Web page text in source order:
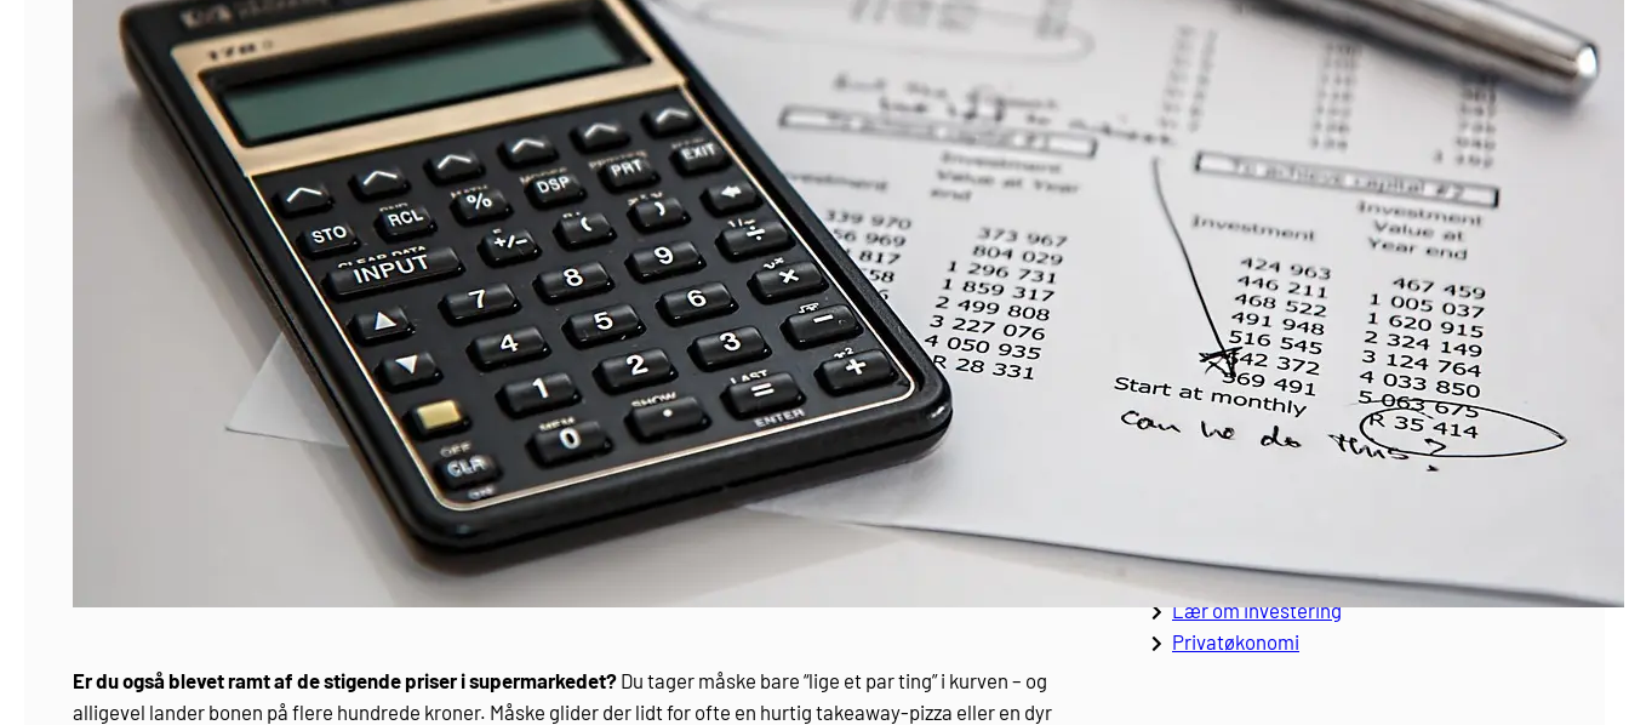
Er du også blevet ramt af de stigende priser i supermarkedet? Du tager måske bare “lige et par ting” i kurven – og
alligevel lander bonen på flere hundrede kroner. Måske glider der lidt for ofte en hurtig takeaway-pizza eller en dyr
Sådan spejler in-game
valuta måden rigtige penge
fungerer på
Den voksende betydning af
finansiel viden i en digital
økonomi
Hvordan digitale
låneplatforme ændrer
danskernes lånevaner
Categories
Anden investering
Lær om investering
Privatøkonomi